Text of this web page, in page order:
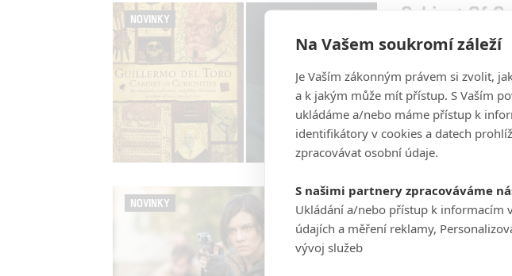
NOVINKY
Cabinet Of
Harryho
hororové
Tora
filmsim | 11.12.2021 17:30
Mysteriózně
Guillerma del Tora
Lincolnovi a Benu
NOVINKY
Živí mrtví:
také spin-off
Na Vašem soukromí záleží
Je Vaším zákonným právem si zvolit,
a k jakým může mít přístup. S Vaším
ukládáme a/nebo máme přístup k
identifikátory v cookies a datech
zpracovávat osobní údaje.
S našimi partnery zpracováváme
Ukládání a/nebo přístup k informacím
údajích a měření reklamy,
vývoj služeb